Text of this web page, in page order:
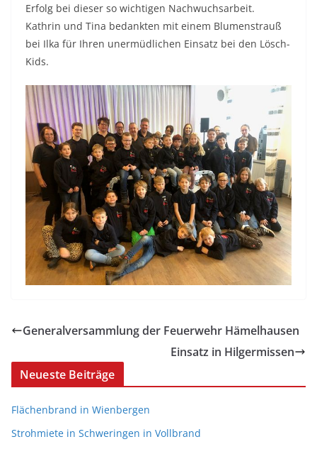
Erfolg bei dieser so wichtigen Nachwuchsarbeit.
Kathrin und Tina bedankten mit einem Blumenstrauß
bei Ilka für Ihren unermüdlichen Einsatz bei den Lösch-
Kids.
Generalversammlung der Feuerwehr Hämelhausen
Einsatz in Hilgermissen
Neueste Beiträge
Flächenbrand in Wienbergen
Strohmiete in Schweringen in Vollbrand